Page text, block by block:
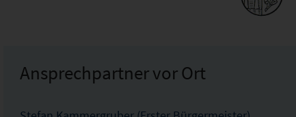
Ansprechpartner vor Ort